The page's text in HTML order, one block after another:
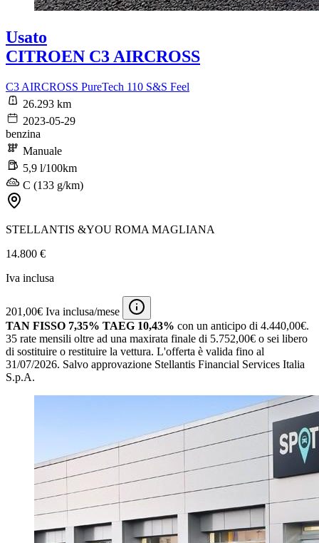
Usato
CITROEN C3 AIRCROSS
C3 AIRCROSS PureTech 110 S&S Feel
26.293 km
2023-05-29
benzina
Manuale
5,9 l/100km
C (133 g/km)
STELLANTIS &YOU ROMA MAGLIANA
14.800 €
Iva inclusa
201,00€ Iva inclusa/mese
TAN FISSO 7,35% TAEG 10,43% con un anticipo di 4.440,00€.
35 rate mensili oltre ad una maxirata finale di 5.752,00€ o sei libero
di sostituire o restituire la vettura. L'offerta è valida fino al
31/07/2026. Salvo approvazione Stellantis Financial Services Italia
S.p.A.